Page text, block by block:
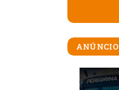
ANÚNCIO